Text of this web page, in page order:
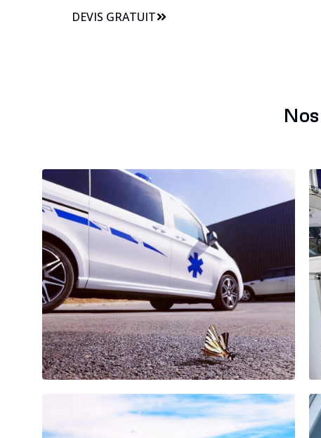
DEVIS GRATUIT